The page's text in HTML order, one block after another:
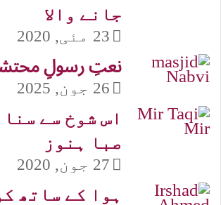
جانے والا
23 مئی, 2020
نعتِ رسولِ
26 جون, 2025
اس شوخ سے
صبا ہنوز
27 جون, 2020
ہوا کے ساتھ